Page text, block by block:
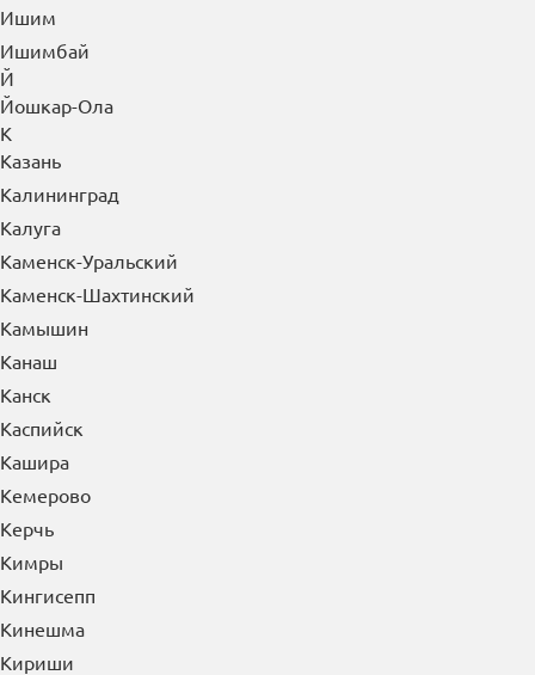
Ишим
Ишимбай
Й
Йошкар-Ола
К
Казань
Калининград
Калуга
Каменск-Уральский
Каменск-Шахтинский
Камышин
Канаш
Канск
Каспийск
Кашира
Кемерово
Керчь
Кимры
Кингисепп
Кинешма
Кириши